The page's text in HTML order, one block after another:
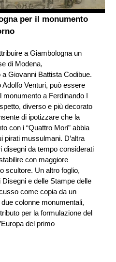
per il monumento
a Giambologna un
di Modena,
Giovanni Battista Codibue.
Venturi, può essere
monumento a Ferdinando I
diverso e più decorato
di ipotizzare che la
con i “Quattro Mori” abbia
pirati mussulmani. D’altra
disegni da tempo considerati
con maggiore
scultore. Un altro foglio,
e delle Stampe delle
come copia da un
colonne monumentali,
per la formulazione del
del primo